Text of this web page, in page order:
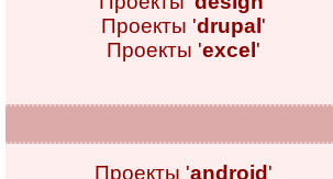
Проекты 'drupal '
Проекты 'excel '
Проекты 'android '